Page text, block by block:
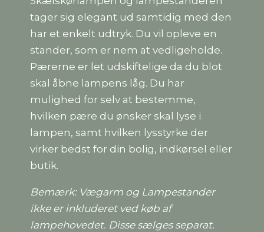
tager sig elegant ud samtidig med den
har et enkelt udtryk. Du vil opleve en
stander, som er nem at vedligeholde.
Pærerne er let udskiftelige da du blot
skal åbne lampens låg. Du har
mulighed for selv at bestemme,
hvilken pære du ønsker skal lyse i
lampen, samt hvilken lysstyrke der
virker bedst for din bolig, indkørsel eller
butik.
Bemærk: Vægarm og Lampestander
ikke er inkluderet ved køb af
lampehovedet. Disse sælges separat.